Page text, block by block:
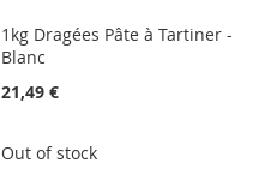
1kg Dragées Pâte à Tartiner -
Blanc
21,49 €
Out of stock